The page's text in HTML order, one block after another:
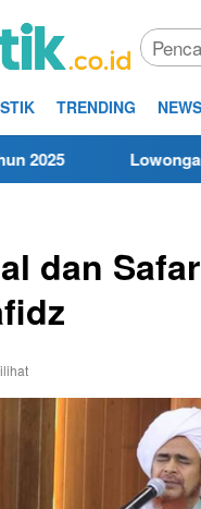
TRENDING NEWS
Lowongan Freelance
dan